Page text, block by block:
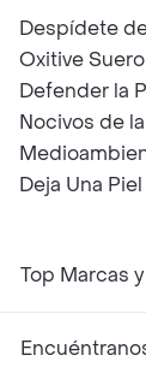
Despídete
Oxitive
Defender la
Nocivos de
Deja Una
Top Marcas